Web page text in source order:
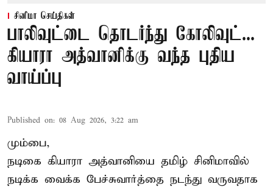
சினிமா செய்திகள்
பாலிவுட்டை தொடர்ந்து கோலிவுட்...
கியாரா அத்வானிக்கு வந்த புதிய
வாய்ப்பு
Published on: 08 Aug 2026, 3:22 am
மும்பை,
நடிகை கியாரா அத்வானியை தமிழ் சினிமாவில்
நடிக்க வைக்க பேச்சுவார்த்தை நடந்து வருவதாக